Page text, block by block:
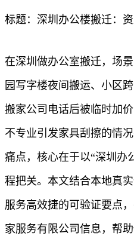
标题：深圳办公楼搬迁：
在深圳做办公室搬迁，场
园写字楼夜间搬运、小区
搬家公司电话后被临时加
不专业引发家具刮擦的情
痛点，核心在于以“深圳办
程把关。本文结合本地真
服务高效捷的可验证要点
家服务有限公司信息，帮